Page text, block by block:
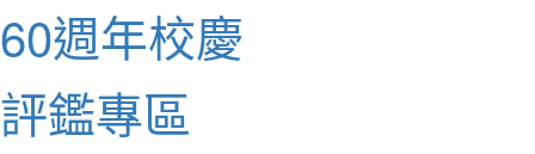
60週年校慶
評鑑專區